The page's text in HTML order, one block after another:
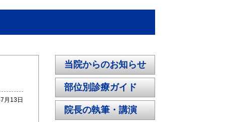
月13日
当院からのお知らせ
部位別診療ガイド
院長の執筆・講演